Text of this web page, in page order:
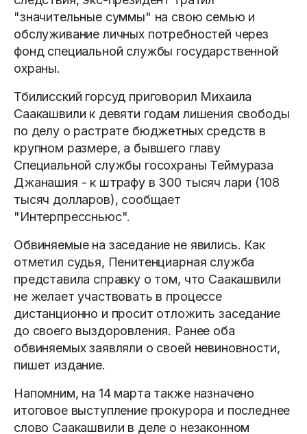
"значительные суммы" на свою семью и
обслуживание личных потребностей через
фонд специальной службы государственной
охраны.
Тбилисский горсуд приговорил Михаила
Саакашвили к девяти годам лишения свободы
по делу о растрате бюджетных средств в
крупном размере, а бывшего главу
Специальной службы госохраны Теймураза
Джанашия - к штрафу в 300 тысяч лари (108
тысяч долларов), сообщает
"Интерпрессньюс".
Обвиняемые на заседание не явились. Как
отметил судья, Пенитенциарная служба
представила справку о том, что Саакашвили
не желает участвовать в процессе
дистанционно и просит отложить заседание
до своего выздоровления. Ранее оба
обвиняемых заявляли о своей невиновности,
пишет издание.
Напомним, на 14 марта также назначено
итоговое выступление прокурора и последнее
слово Саакашвили в деле о незаконном